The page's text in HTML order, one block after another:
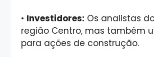
• Investidores: Os analistas
região Centro, mas também
para ações de construção.